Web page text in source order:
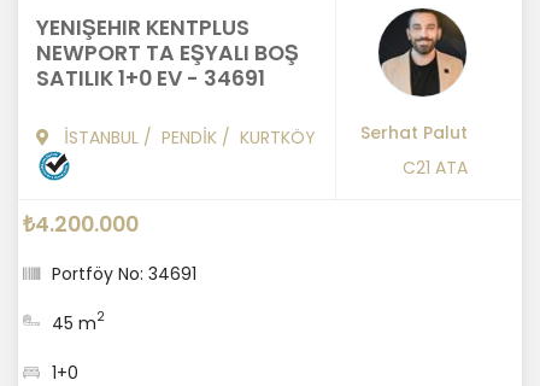
YENIŞEHIR KENTPLUS
NEWPORT TA EŞYALI BOŞ
SATILIK 1+0 EV - 34691
İSTANBUL / PENDİK / KURTKÖY
Serhat Palut
C21 ATA
₺4.200.000
Portföy No: 34691
45 m2
1+0